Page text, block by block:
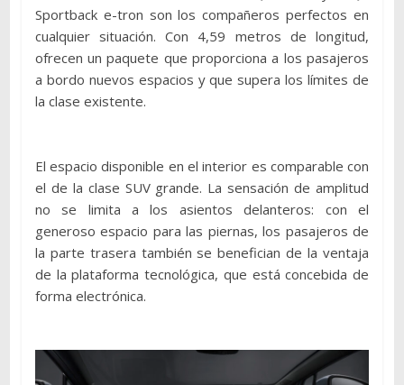
Sportback e-tron son los compañeros perfectos en
cualquier situación. Con 4,59 metros de longitud,
ofrecen un paquete que proporciona a los pasajeros
a bordo nuevos espacios y que supera los límites de
la clase existente.
El espacio disponible en el interior es comparable con
el de la clase SUV grande. La sensación de amplitud
no se limita a los asientos delanteros: con el
generoso espacio para las piernas, los pasajeros de
la parte trasera también se benefician de la ventaja
de la plataforma tecnológica, que está concebida de
forma electrónica.